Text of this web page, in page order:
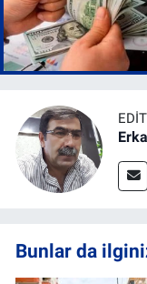
Bunlar da